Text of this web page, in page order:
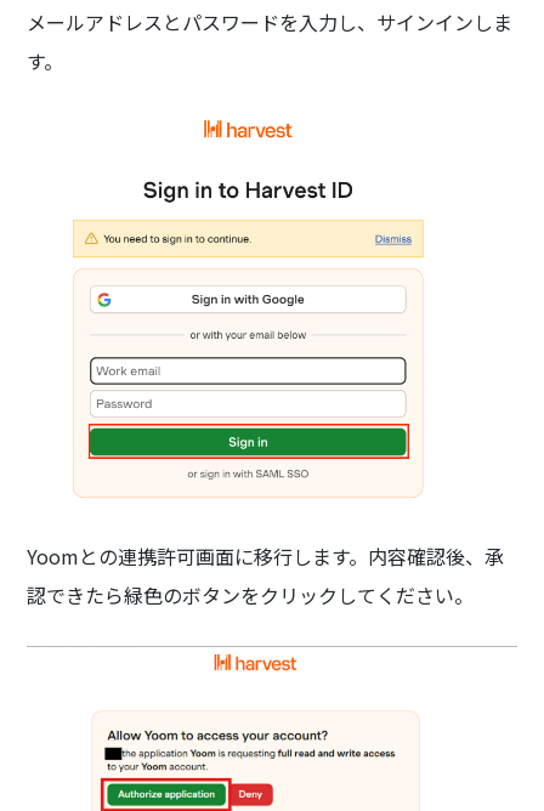
メールアドレスとパスワードを入力し、サインインしま
す。
Yoomとの連携許可画面に移行します。内容確認後、承
認できたら緑色のボタンをクリックしてください。